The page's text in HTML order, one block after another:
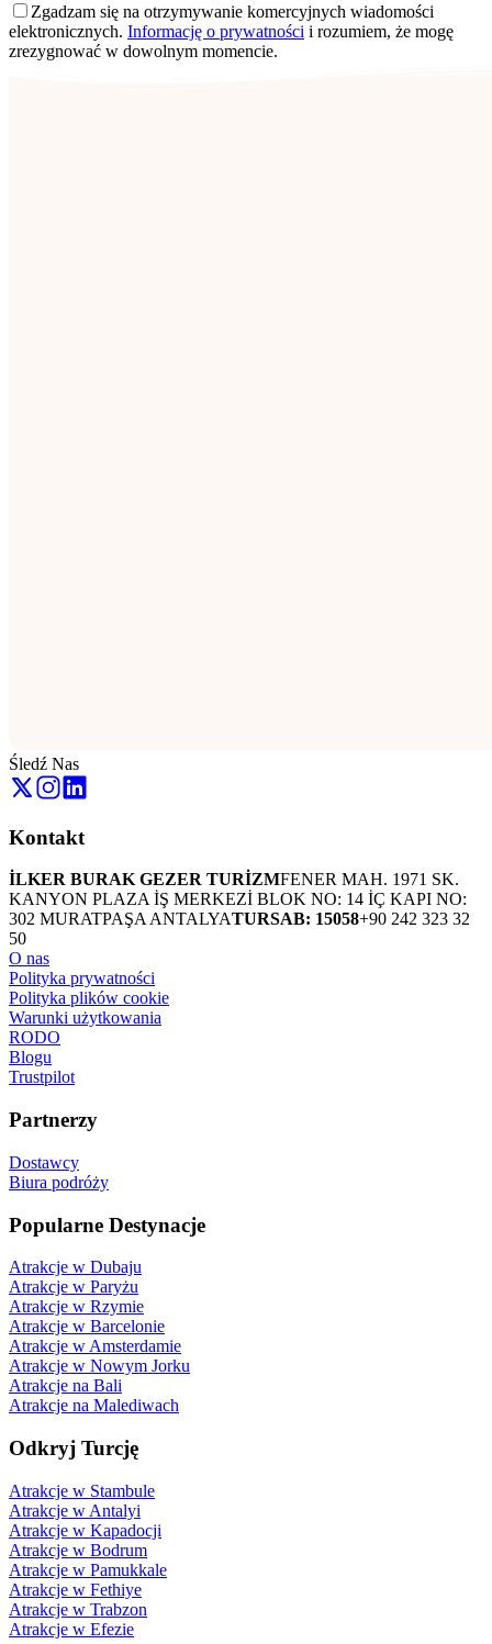
Zgadzam się na otrzymywanie komercyjnych wiadomości
elektronicznych. Informację o prywatności i rozumiem, że mogę
zrezygnować w dowolnym momencie.
Śledź Nas
Kontakt
İLKER BURAK GEZER TURİZMFENER MAH. 1971 SK.
KANYON PLAZA İŞ MERKEZİ BLOK NO: 14 İÇ KAPI NO:
302 MURATPAŞA ANTALYATURSAB: 15058+90 242 323 32
50
O nas
Polityka prywatności
Polityka plików cookie
Warunki użytkowania
RODO
Blogu
Trustpilot
Partnerzy
Dostawcy
Biura podróży
Popularne Destynacje
Atrakcje w Dubaju
Atrakcje w Paryżu
Atrakcje w Rzymie
Atrakcje w Barcelonie
Atrakcje w Amsterdamie
Atrakcje w Nowym Jorku
Atrakcje na Bali
Atrakcje na Malediwach
Odkryj Turcję
Atrakcje w Stambule
Atrakcje w Antalyi
Atrakcje w Kapadocji
Atrakcje w Bodrum
Atrakcje w Pamukkale
Atrakcje w Fethiye
Atrakcje w Trabzon
Atrakcje w Efezie